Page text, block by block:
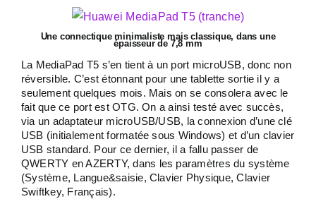
Une connectique minimaliste mais classique, dans une
épaisseur de 7,8 mm
La MediaPad T5 s’en tient à un port microUSB, donc non
réversible. C’est étonnant pour une tablette sortie il y a
seulement quelques mois. Mais on se consolera avec le
fait que ce port est OTG. On a ainsi testé avec succès,
via un adaptateur microUSB/USB, la connexion d’une clé
USB (initialement formatée sous Windows) et d’un clavier
USB standard. Pour ce dernier, il a fallu passer de
QWERTY en AZERTY, dans les paramètres du système
(Système, Langue&saisie, Clavier Physique, Clavier
Swiftkey, Français).